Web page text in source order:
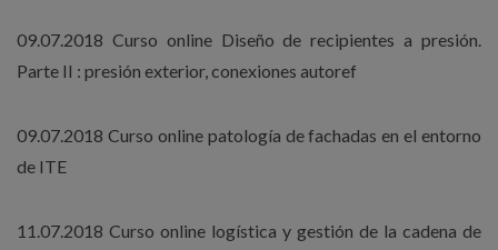
09.07.2018 Curso online Diseño de recipientes a presión.
Parte II : presión exterior, conexiones autoref
09.07.2018 Curso online patología de fachadas en el entorno
de ITE
11.07.2018 Curso online logística y gestión de la cadena de